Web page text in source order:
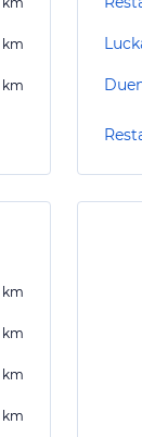
km
km
km
km
km
km